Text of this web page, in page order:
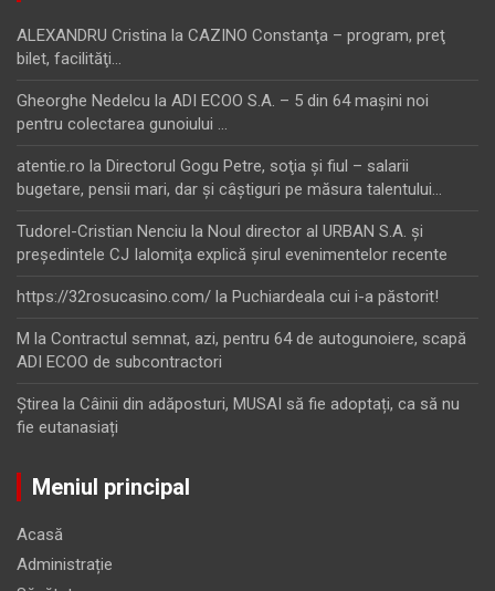
ALEXANDRU Cristina la CAZINO Constanţa – program, preţ
bilet, facilităţi…
Gheorghe Nedelcu la ADI ECOO S.A. – 5 din 64 maşini noi
pentru colectarea gunoiului …
atentie.ro la Directorul Gogu Petre, soţia şi fiul – salarii
bugetare, pensii mari, dar şi câştiguri pe măsura talentului…
Tudorel-Cristian Nenciu la Noul director al URBAN S.A. şi
preşedintele CJ Ialomiţa explică şirul evenimentelor recente
https://32rosucasino.com/ la Puchiardeala cui i-a păstorit!
M la Contractul semnat, azi, pentru 64 de autogunoiere, scapă
ADI ECOO de subcontractori
Ştirea la Câinii din adăposturi, MUSAI să fie adoptați, ca să nu
fie eutanasiați
Meniul principal
Acasă
Administrație